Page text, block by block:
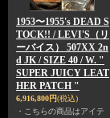
1953〜1955's DEAD S
TOCK!! / LEVI'S（リ
ーバイス） 507XX 2n
d JK / SIZE 40 / W. "
SUPER JUICY LEAT
HER PATCH "
6,916,800円(税込)
・こちらの商品はアイテ